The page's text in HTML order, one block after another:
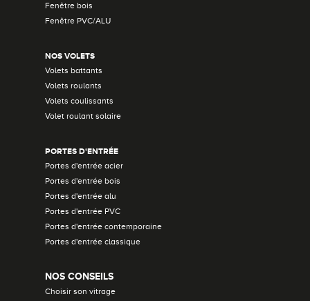
Fenêtre bois
Fenêtre PVC/ALU
NOS VOLETS
Volets battants
Volets roulants
Volets coulissants
Volet roulant solaire
PORTES D'ENTRÉE
Portes d'entrée acier
Portes d'entrée bois
Portes d'entrée alu
Portes d'entrée PVC
Portes d'entrée contemporaine
Portes d'entrée classique
NOS CONSEILS
Choisir son vitrage